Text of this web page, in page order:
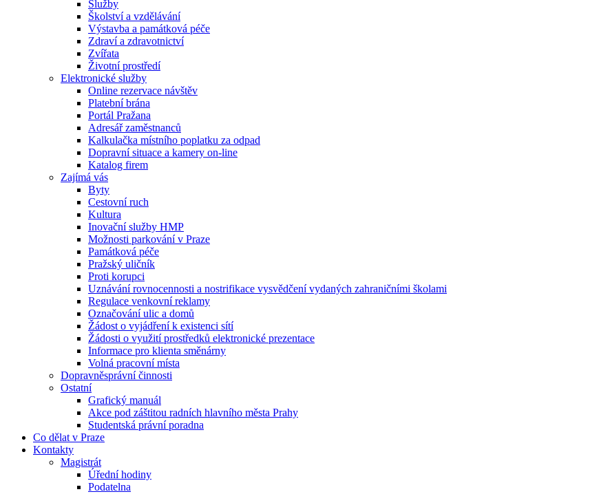
Služby
Školství a vzdělávání
Výstavba a památková péče
Zdraví a zdravotnictví
Zvířata
Životní prostředí
Elektronické služby
Online rezervace návštěv
Platební brána
Portál Pražana
Adresář zaměstnanců
Kalkulačka místního poplatku za odpad
Dopravní situace a kamery on-line
Katalog firem
Zajímá vás
Byty
Cestovní ruch
Kultura
Inovační služby HMP
Možnosti parkování v Praze
Památková péče
Pražský uličník
Proti korupci
Uznávání rovnocennosti a nostrifikace vysvědčení vydaných zahraničními školami
Regulace venkovní reklamy
Označování ulic a domů
Žádost o vyjádření k existenci sítí
Žádosti o využití prostředků elektronické prezentace
Informace pro klienta směnárny
Volná pracovní místa
Dopravněsprávní činnosti
Ostatní
Grafický manuál
Akce pod záštitou radních hlavního města Prahy
Studentská právní poradna
Co dělat v Praze
Kontakty
Magistrát
Úřední hodiny
Podatelna